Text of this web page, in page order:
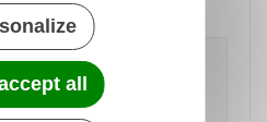
destination à l'intérieur
all